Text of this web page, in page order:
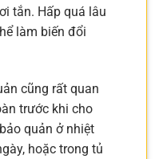
tắn. Hấp quá lâu
làm biến đổi
cũng rất quan
trước khi cho
quản ở nhiệt
hoặc trong tủ